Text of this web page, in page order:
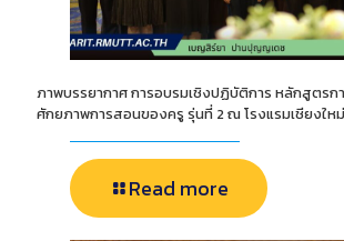
ภาพบรรยากาศ การอบรมเชิงปฏิบัติการ หลักสูตร
ศักยภาพการสอนของครู รุ่นที่ 2 ณ โรงแรมเชียงให
Read more